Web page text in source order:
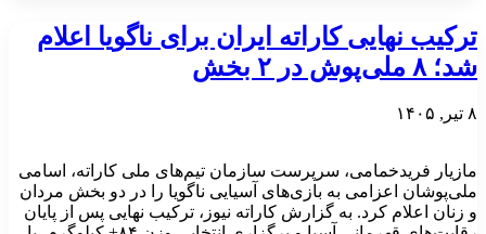
ترکیب نهایی کاراته ایران برای ناگویا اعلام
شد؛ ۸ ملی‌پوش در ۲ بخش
۸ تیر, ۱۴۰۵
مازیار فریدخمامی، سرپرست سازمان تیم‌های ملی کاراته، اسامی
ملی‌پوشان اعزامی به بازی‌های آسیایی ناگویا را در دو بخش مردان
و زنان اعلام کرد. به گزارش کاراته نیوز، ترکیب نهایی پس از پایان